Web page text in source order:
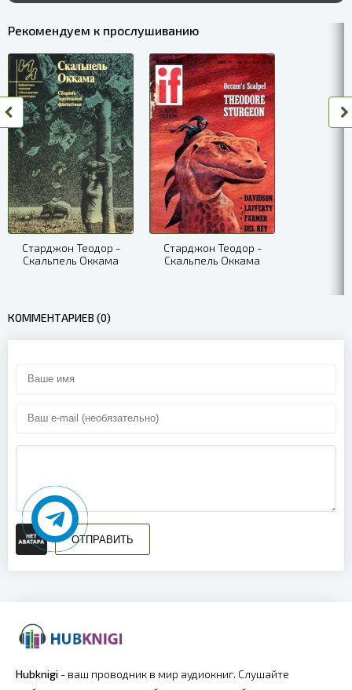
Рекомендуем к прослушиванию
Старджон Теодор -
Скальпель Оккама
Старджон Теодор -
Скальпель Оккама
КОММЕНТАРИЕВ (0)
ОТПРАВИТЬ
Hubknigi - ваш проводник в мир аудиокниг. Слушайте